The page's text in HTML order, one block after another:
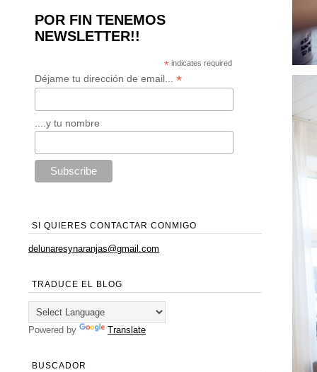
POR FIN TENEMOS
NEWSLETTER!!
* indicates required
Déjame tu dirección de email... *
....y tu nombre
SI QUIERES CONTACTAR CONMIGO
delunaresynaranjas@gmail.com
TRADUCE EL BLOG
Powered by Translate
BUSCADOR